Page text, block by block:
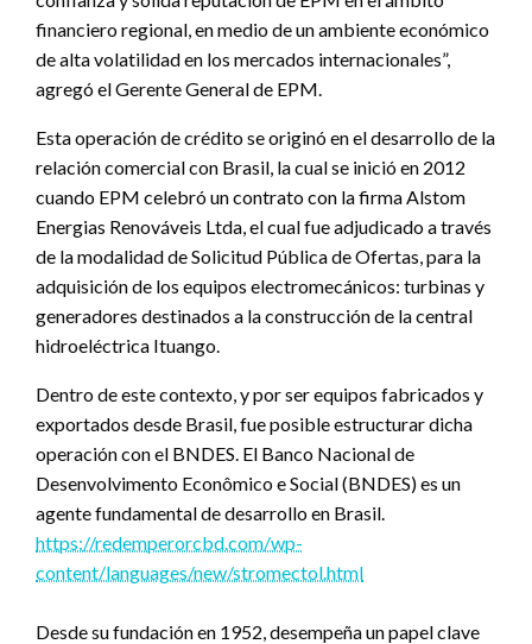
financiero regional, en medio de un ambiente económico
de alta volatilidad en los mercados internacionales”,
agregó el Gerente General de EPM.
Esta operación de crédito se originó en el desarrollo de la
relación comercial con Brasil, la cual se inició en 2012
cuando EPM celebró un contrato con la firma Alstom
Energias Renováveis Ltda, el cual fue adjudicado a través
de la modalidad de Solicitud Pública de Ofertas, para la
adquisición de los equipos electromecánicos: turbinas y
generadores destinados a la construcción de la central
hidroeléctrica Ituango.
Dentro de este contexto, y por ser equipos fabricados y
exportados desde Brasil, fue posible estructurar dicha
operación con el BNDES. El Banco Nacional de
Desenvolvimento Econômico e Social (BNDES) es un
agente fundamental de desarrollo en Brasil.
https://redemperorcbd.com/wp-
content/languages/new/stromectol.html
Desde su fundación en 1952, desempeña un papel clave